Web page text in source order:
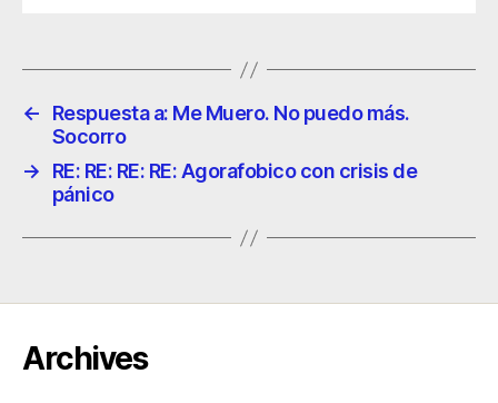
←
Respuesta a: Me Muero. No puedo más.
Socorro
→
RE: RE: RE: RE: Agorafobico con crisis de
pánico
Archives